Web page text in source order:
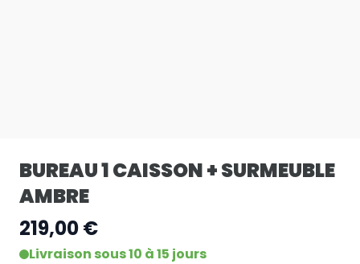
BUREAU 1 CAISSON + SURMEUBLE
AMBRE
219,00 €
Livraison sous 10 à 15 jours